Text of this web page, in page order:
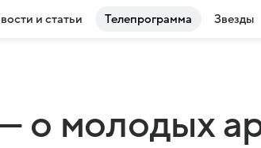
и статьи Телепрограмма Звезды
о молодых